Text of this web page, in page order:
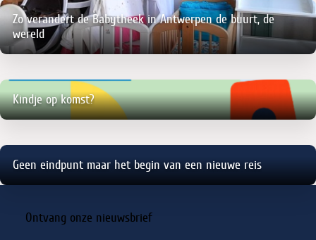
Zo verandert de Babytheek in Antwerpen de buurt, de
wereld
Kindje op komst?
Geen eindpunt maar het begin van een nieuwe reis
Ontvang onze nieuwsbrief